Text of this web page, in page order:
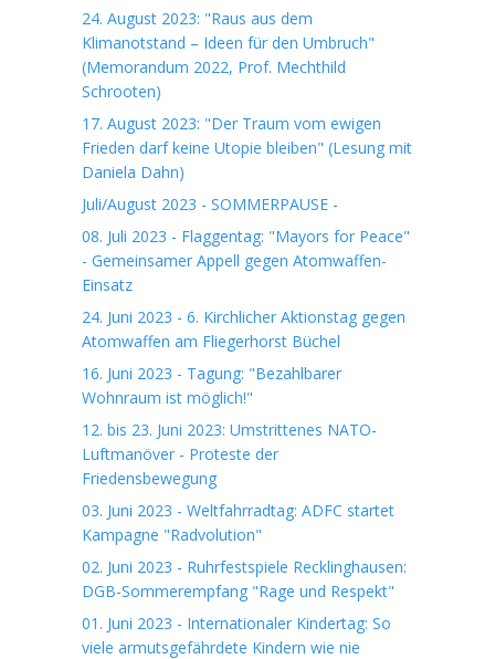
24. August 2023: "Raus aus dem
Klimanotstand – Ideen für den Umbruch"
(Memorandum 2022, Prof. Mechthild
Schrooten)
17. August 2023: "Der Traum vom ewigen
Frieden darf keine Utopie bleiben" (Lesung mit
Daniela Dahn)
Juli/August 2023 - SOMMERPAUSE -
08. Juli 2023 - Flaggentag: "Mayors for Peace"
- Gemeinsamer Appell gegen Atomwaffen-
Einsatz
24. Juni 2023 - 6. Kirchlicher Aktionstag gegen
Atomwaffen am Fliegerhorst Büchel
16. Juni 2023 - Tagung: "Bezahlbarer
Wohnraum ist möglich!"
12. bis 23. Juni 2023: Umstrittenes NATO-
Luftmanöver - Proteste der
Friedensbewegung
03. Juni 2023 - Weltfahrradtag: ADFC startet
Kampagne "Radvolution"
02. Juni 2023 - Ruhrfestspiele Recklinghausen:
DGB-Sommerempfang "Rage und Respekt"
01. Juni 2023 - Internationaler Kindertag: So
viele armutsgefährdete Kindern wie nie